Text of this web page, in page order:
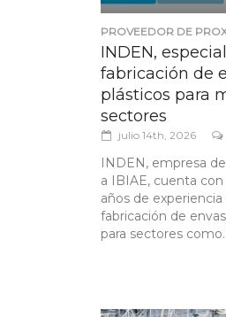
PROVEEDOR DE
INDEN,
fabricación de
plásticos para
sectores
julio 14th, 2026
INDEN, empresa
a IBIAE, cuenta
años de experiencia
fabricación de
para sectores